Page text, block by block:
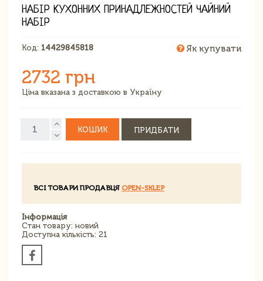
НАБІР КУХОННИХ ПРИНАДЛЕЖНОСТЕЙ ЧАЙНИЙ
НАБІР
Код: 14429845818 Як купувати
2732 грн
Ціна вказана з доставкою в Україну
КОШИК ПРИДБАТИ
ВСІ ТОВАРИ ПРОДАВЦЯ OPEN-SKLEP
Інформація
Стан товару: новий
Доступна кількість: 21